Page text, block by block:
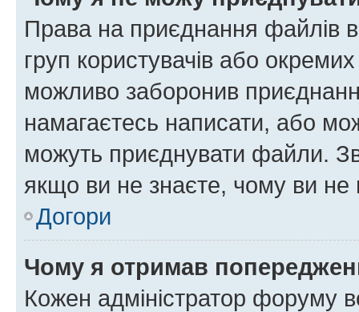
Права на приєднання файлів
груп користувачів або
можливо заборонив
намагаєтесь написати, або
можуть приєднувати файли.
якщо ви не знаєте, чому ви
Догори
Чому я отримав
Кожен адміністратор форуму